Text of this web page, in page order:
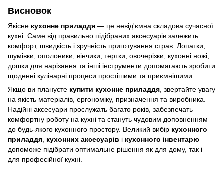
Висновок
Якісне кухонне приладдя — це невід'ємна складова сучасної
кухні. Саме від правильно підібраних аксесуарів залежить
комфорт, швидкість і зручність приготування страв. Лопатки,
шумівки, ополоники, вінчики, тертки, овочерізки, кухонні ножі,
дошки для нарізання та інші інструменти допомагають зробити
щоденні кулінарні процеси простішими та приємнішими.
Якщо ви плануєте купити кухонне приладдя , звертайте увагу
на якість матеріалів, ергономіку, призначення та виробника.
Надійні аксесуари прослужать багато років, забезпечать
комфортну роботу на кухні та стануть чудовим доповненням
до будь-якого кухонного простору. Великий вибір кухонного
приладдя кухонних аксесуарів і кухонного інвентарю
допоможе підібрати оптимальне рішення як для дому, так і
для професійної кухні.